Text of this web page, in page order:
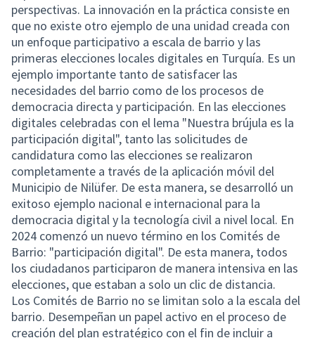
perspectivas. La innovación en la práctica consiste en
que no existe otro ejemplo de una unidad creada con
un enfoque participativo a escala de barrio y las
primeras elecciones locales digitales en Turquía. Es un
ejemplo importante tanto de satisfacer las
necesidades del barrio como de los procesos de
democracia directa y participación. En las elecciones
digitales celebradas con el lema "Nuestra brújula es la
participación digital", tanto las solicitudes de
candidatura como las elecciones se realizaron
completamente a través de la aplicación móvil del
Municipio de Nilüfer. De esta manera, se desarrolló un
exitoso ejemplo nacional e internacional para la
democracia digital y la tecnología civil a nivel local. En
2024 comenzó un nuevo término en los Comités de
Barrio: "participación digital". De esta manera, todos
los ciudadanos participaron de manera intensiva en las
elecciones, que estaban a solo un clic de distancia.
Los Comités de Barrio no se limitan solo a la escala del
barrio. Desempeñan un papel activo en el proceso de
creación del plan estratégico con el fin de incluir a